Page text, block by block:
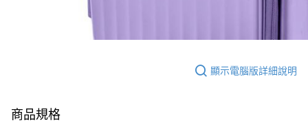
顯示電腦版詳細說明
商品規格